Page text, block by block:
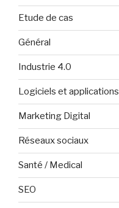
Etude de cas
Général
Industrie 4.0
Logiciels et applications
Marketing Digital
Réseaux sociaux
Santé / Medical
SEO